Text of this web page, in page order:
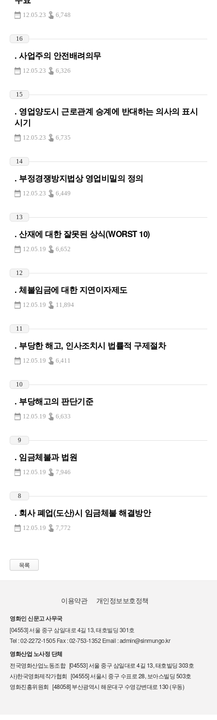
12.05.23 6,748
16
. 사업주의 안전배려의무
12.05.23 6,326
15
. 영업양도시 근로관계 승계에 반대하는 의사의 표시
시기
12.05.23 6,735
14
. 부정경쟁방지법상 영업비밀의 정의
12.05.23 6,449
13
. 산재에 대한 잘못된 상식(WORST 10)
12.05.19 6,652
12
. 체불임금에 대한 지연이자제도
12.05.19 11,894
11
. 부당한 해고, 인사조치시 법률적 구제절차
12.05.19 6,411
10
. 부당해고의 판단기준
12.05.19 6,633
9
. 임금체불과 법원
12.05.19 7,946
8
. 회사 폐업(도산)시 임금체불 해결방안
12.05.19 7,772
목록
이용약관 개인정보보호정책
영화인 신문고 사무국
[04553] 서울 중구 삼일대로 4길 13, 태호빌딩 301호
Tel : 02-2272-1505 Fax : 02-753-1352 Email : admin@sinmungo.kr
영화산업 노사정 단체
전국영화산업노동조합 [04553] 서울 중구 삼일대로 4길 13, 태호빌딩 303호
사)한국영화제작가협회 [04555] 서울시 중구 수표로 28, 보아스빌딩 503호
영화진흥위원회 [48058] 부산광역시 해운대구 수영강변대로 130 (우동)